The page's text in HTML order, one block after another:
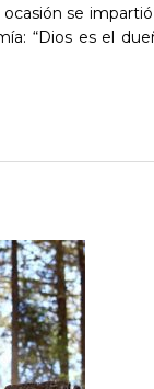
se
“Dios es el